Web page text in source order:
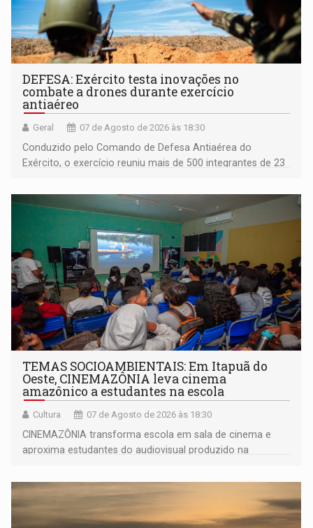
DEFESA: Exército testa inovações no
combate a drones durante exercício
antiaéreo
Geral 07 de Agosto de 2026 às 18:30
Conduzido pelo Comando de Defesa Antiaérea do
Exército, o exercício reuniu mais de 500 integrantes de 23
TEMAS SOCIOAMBIENTAIS: Em Itapuã do
Oeste, CINEMAZÔNIA leva cinema
amazônico a estudantes na escola
Cultura 07 de Agosto de 2026 às 18:30
CINEMAZÔNIA transforma escola em sala de cinema e
aproxima estudantes do audiovisual produzido na